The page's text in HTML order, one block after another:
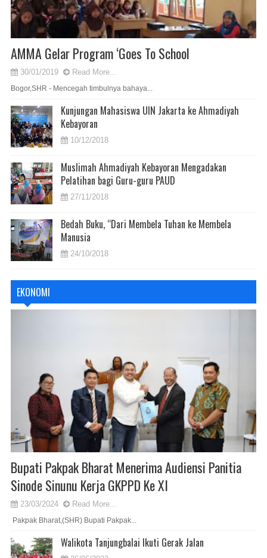
AMMA Gelar Program ‘Goes To School
30/01/2019 Read More...
Bogor,SHR - Mencegah timbulnya bahaya...
Kunjungan Mahasiswa UIN Jakarta ke Ahmadiyah
Kebayoran
10/12/2018
Muslimah Ahmadiyah Kebayoran Mengadakan
Pelatihan bagi Guru-guru PAUD
27/11/2018
Bedah Buku, “Dari Membela Tuhan ke Membela
Manusia
24/10/2018
EKONOMI
Bupati Pakpak Bharat Menerima Audiensi Panitia
Sinode Sinunu Kerja GKPPD Ke XI
23/03/2024 Read More...
Pakpak Bharat,(SHR) Bupati Pakpak...
Walikota Tanjungbalai Ikuti Gerak Jalan